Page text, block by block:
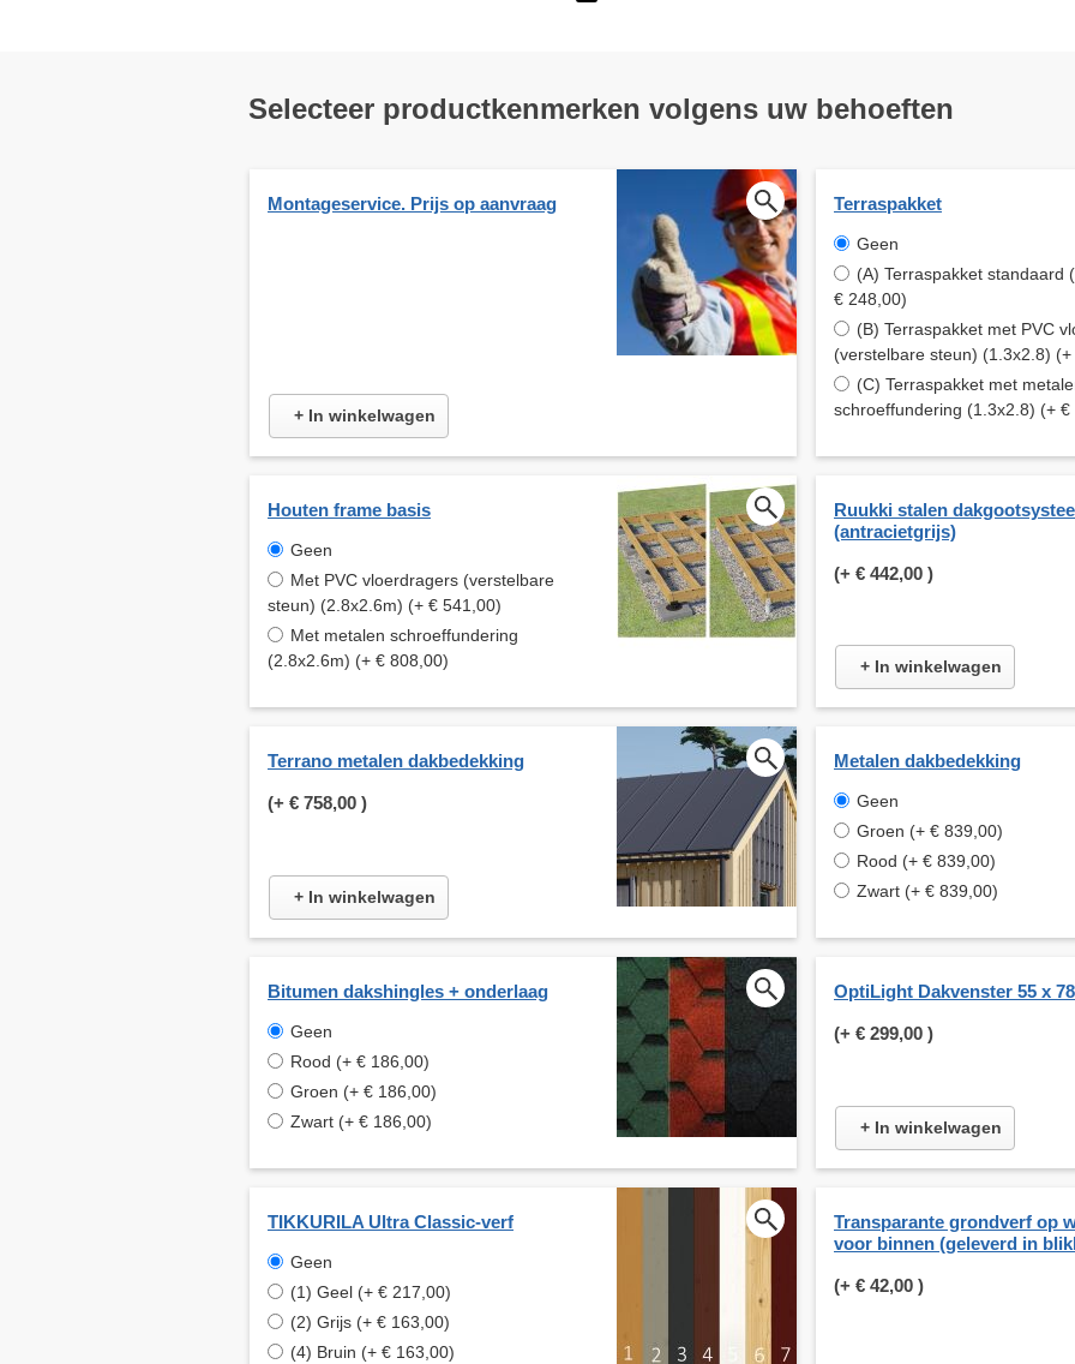
Selecteer productkenmerken volgens uw behoeften
Montageservice. Prijs op aanvraag
+ In winkelwagen
Terraspakket
Geen
(A) Terraspakket standaard
€ 248,00)
(B) Terraspakket met PVC
(verstelbare steun) (1.3x2.8)
(C) Terraspakket met
schroeffundering (1.3x2.8) (+ €
Houten frame basis
Geen
Met PVC vloerdragers (verstelbare
steun) (2.8x2.6m) (+ € 541,00)
Met metalen schroeffundering
(2.8x2.6m) (+ € 808,00)
Ruukki stalen
(antracietgrijs)
(+ € 442,00 )
+ In winkelwagen
Terrano metalen dakbedekking
(+ € 758,00 )
+ In winkelwagen
Metalen dakbedekking
Geen
Groen (+ € 839,00)
Rood (+ € 839,00)
Zwart (+ € 839,00)
Bitumen dakshingles + onderlaag
Geen
Rood (+ € 186,00)
Groen (+ € 186,00)
Zwart (+ € 186,00)
OptiLight Dakvenster 55 x
(+ € 299,00 )
+ In winkelwagen
TIKKURILA Ultra Classic-verf
Geen
(1) Geel (+ € 217,00)
(2) Grijs (+ € 163,00)
(4) Bruin (+ € 163,00)
Transparante grondverf op
voor binnen (geleverd in
(+ € 42,00 )